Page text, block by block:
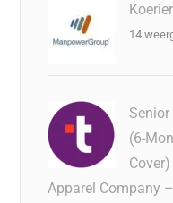
14
(6-
Apparel Company